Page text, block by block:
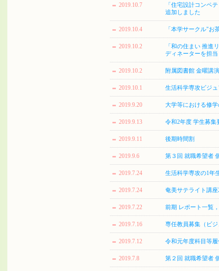
2019.10.7
「住宅設計コンペ
追加しました
2019.10.4 「本学サークル"お
2019.10.2
「和の住まい 推進
ディネーターを担
2019.10.2 附属図書館 金曜講
2019.10.1 生活科学専攻ビジ
2019.9.20 大学等における修
2019.9.13 令和2年度 学生募集
2019.9.11 後期時間割
2019.9.6 第３回 就職希望者
2019.7.24 生活科学専攻の1年
2019.7.24 奄美サテライト講
2019.7.22 前期 レポート一覧
2019.7.16 専任教員募集（ビ
2019.7.12 令和元年度科目等
2019.7.8 第２回 就職希望者